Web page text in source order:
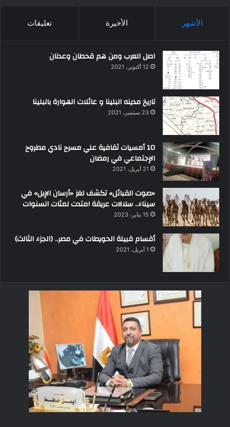
الأشهر الأخيرة تعليقات
اصل العرب ومن هم قحطان وعدنان
12 أكتوبر، 2021
تاريخ مدينه البلينا و عائلات الهوارة بالبلينا
23 سبتمبر، 2021
10 أمسيات ثقافية علي مسرح نادي مطروح
الإجتماعي في رمضان
21 أبريل، 2021
«صوت القبائل» تكشف لغز «أرسان الإبل» في
سيناء.. سلالات عريقة امتدت لمئات السنوات
15 يناير، 2023
أقسام قبيلة الحويطات في مصر.. (الجزء الثالث)
1 أبريل، 2021